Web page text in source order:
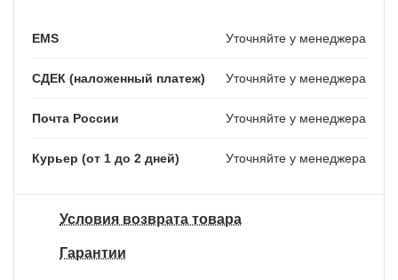
EMS Уточняйте у менеджера
СДЕК (наложенный платеж) Уточняйте у менеджера
Почта России Уточняйте у менеджера
Курьер (от 1 до 2 дней) Уточняйте у менеджера
Условия возврата товара
Гарантии